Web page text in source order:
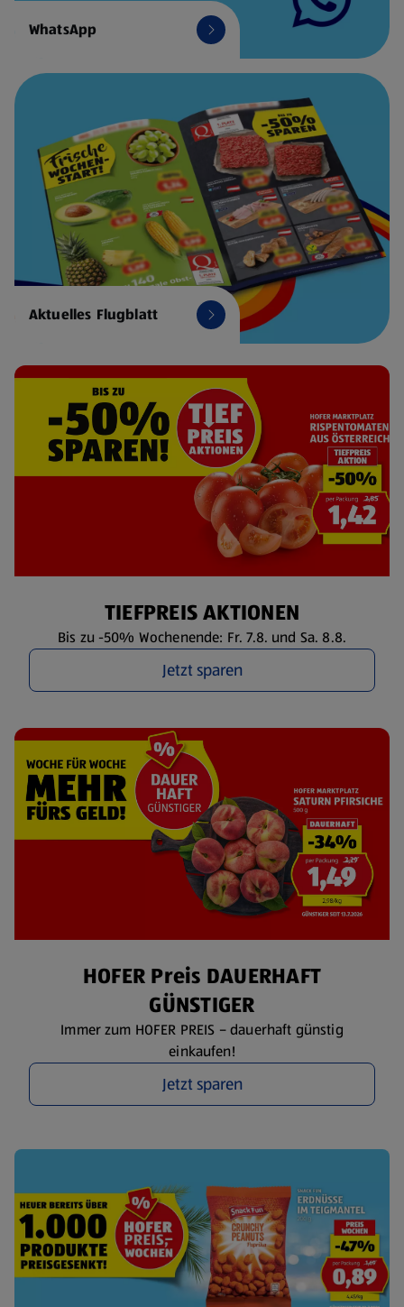
WhatsApp
Aktuelles Flugblatt
TIEFPREIS AKTIONEN
Bis zu -50% Wochenende: Fr. 7.8. und Sa. 8.8.
Jetzt sparen
HOFER Preis DAUERHAFT
GÜNSTIGER
Immer zum HOFER PREIS – dauerhaft günstig
einkaufen!
Jetzt sparen